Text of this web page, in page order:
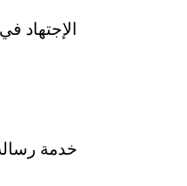
الإجتهاد
خدمة